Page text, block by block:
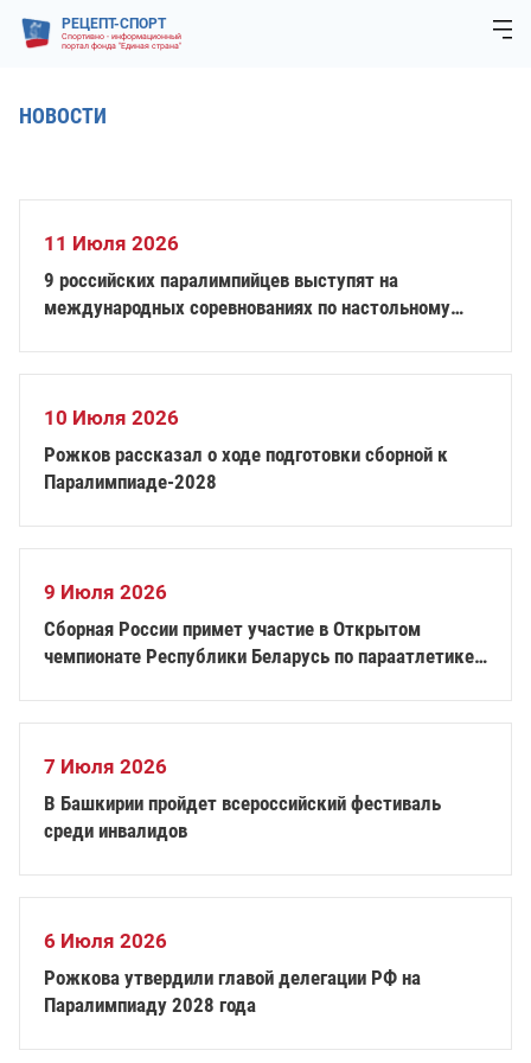
РЕЦЕПТ-СПОРТ
Спортивно - информационный
портал фонда "Единая страна"
НОВОСТИ
11 Июля 2026
9 российских паралимпийцев выступят на
международных соревнованиях по настольному
10 Июля 2026
Рожков рассказал о ходе подготовки сборной к
Паралимпиаде-2028
9 Июля 2026
Сборная России примет участие в Открытом
чемпионате Республики Беларусь по параатлетике
7 Июля 2026
В Башкирии пройдет всероссийский фестиваль
среди инвалидов
6 Июля 2026
Рожкова утвердили главой делегации РФ на
Паралимпиаду 2028 года